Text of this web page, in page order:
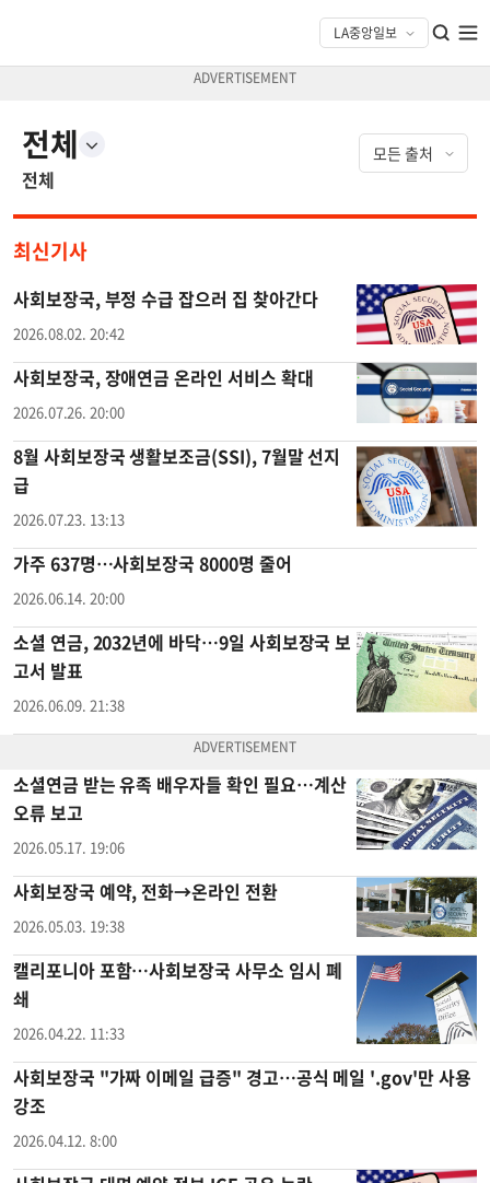
전체
전체
최신기사
사회보장국, 부정 수급 잡으러 집 찾아간다
2026.08.02. 20:42
사회보장국, 장애연금 온라인 서비스 확대
2026.07.26. 20:00
8월 사회보장국 생활보조금(SSI), 7월말 선지
급
2026.07.23. 13:13
가주 637명…사회보장국 8000명 줄어
2026.06.14. 20:00
소셜 연금, 2032년에 바닥…9일 사회보장국 보
고서 발표
2026.06.09. 21:38
소셜연금 받는 유족 배우자들 확인 필요…계산
오류 보고
2026.05.17. 19:06
사회보장국 예약, 전화→온라인 전환
2026.05.03. 19:38
캘리포니아 포함…사회보장국 사무소 임시 폐
쇄
2026.04.22. 11:33
사회보장국 "가짜 이메일 급증" 경고…공식 메일 '.gov'만 사용
강조
2026.04.12. 8:00